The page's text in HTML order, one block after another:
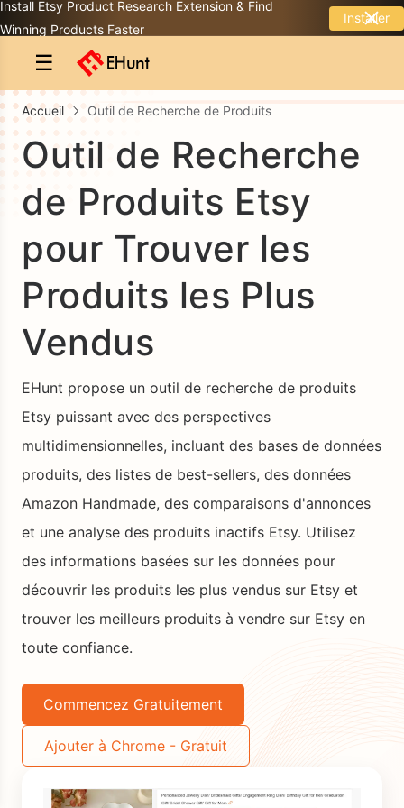
Install Etsy Product Research Extension & Find
Winning Products Faster
Installer
☰
Accueil Outil de Recherche de Produits
Outil de Recherche
de Produits Etsy
pour Trouver les
Produits les Plus
Vendus
EHunt propose un outil de recherche de produits
Etsy puissant avec des perspectives
multidimensionnelles, incluant des bases de données
produits, des listes de best-sellers, des données
Amazon Handmade, des comparaisons d'annonces
et une analyse des produits inactifs Etsy. Utilisez
des informations basées sur les données pour
découvrir les produits les plus vendus sur Etsy et
trouver les meilleurs produits à vendre sur Etsy en
toute confiance.
Commencez Gratuitement
Ajouter à Chrome - Gratuit